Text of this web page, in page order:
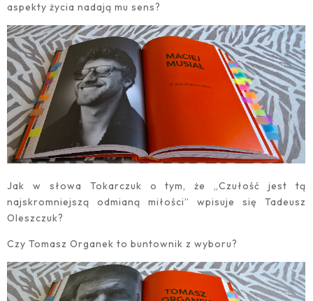
aspekty życia nadają mu sens?
Jak w słowa Tokarczuk o tym, że „Czułość jest tą
najskromniejszą odmianą miłości” wpisuje się Tadeusz
Oleszczuk?
Czy Tomasz Organek to buntownik z wyboru?